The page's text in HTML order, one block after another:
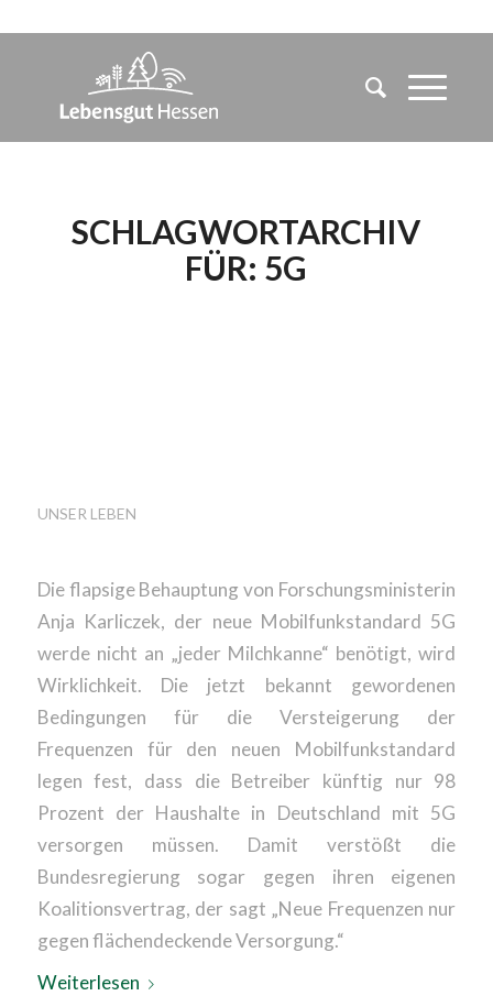
SCHLAGWORTARCHIV
FÜR: 5G
UNSER LEBEN
Die flapsige Behauptung von Forschungsministerin
Anja Karliczek, der neue Mobilfunkstandard 5G
werde nicht an „jeder Milchkanne“ benötigt, wird
Wirklichkeit. Die jetzt bekannt gewordenen
Bedingungen für die Versteigerung der
Frequenzen für den neuen Mobilfunkstandard
legen fest, dass die Betreiber künftig nur 98
Prozent der Haushalte in Deutschland mit 5G
versorgen müssen. Damit verstößt die
Bundesregierung sogar gegen ihren eigenen
Koalitionsvertrag, der sagt „Neue Frequenzen nur
gegen flächendeckende Versorgung.“
Weiterlesen